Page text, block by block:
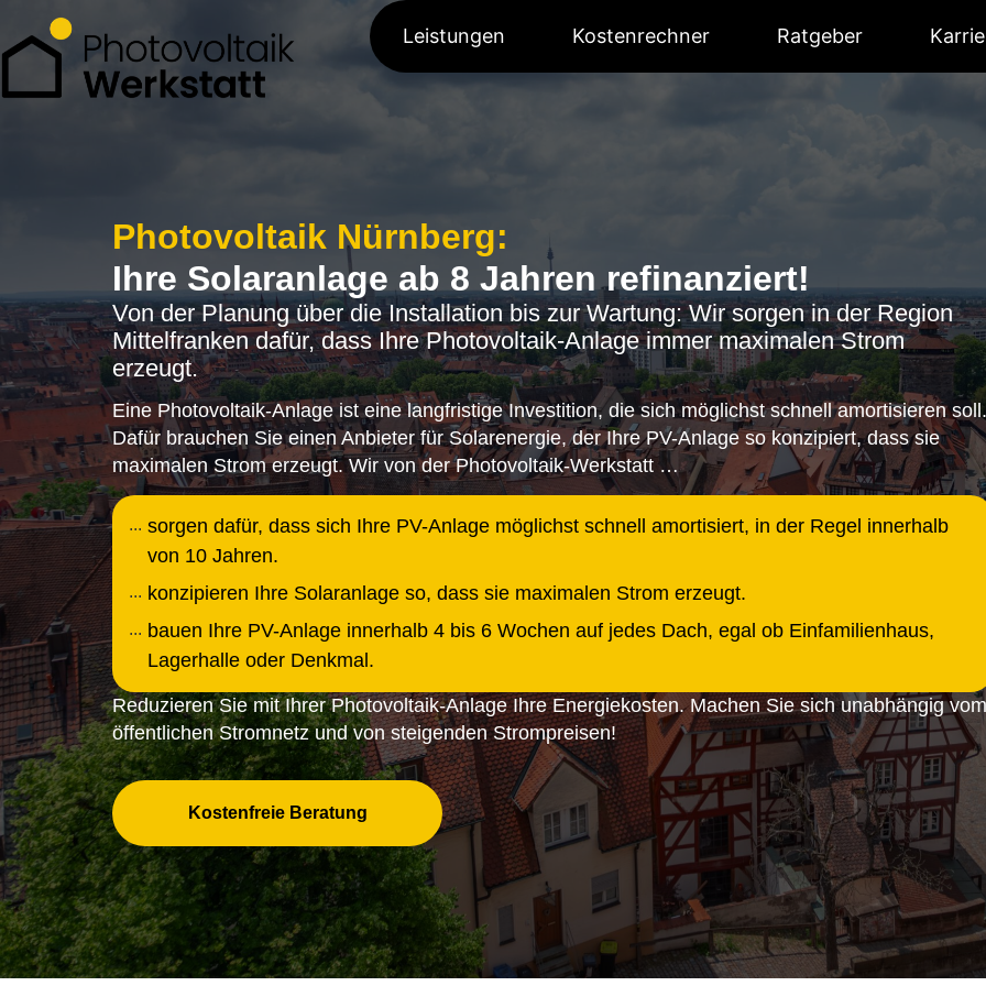
Leistungen Kostenrechner Ratgeber
Photovoltaik Nürnberg:
Ihre Solaranlage ab 8 Jahren refinanziert!
Von der Planung über die Installation bis zur Wartung: Wir sorgen in der Region
Mittelfranken dafür, dass Ihre Photovoltaik-Anlage immer maximalen Strom
erzeugt.
Eine Photovoltaik-Anlage ist eine langfristige Investition, die sich möglichst schnell amortisieren soll.
Dafür brauchen Sie einen Anbieter für Solarenergie, der Ihre PV-Anlage so konzipiert, dass sie
maximalen Strom erzeugt. Wir von der Photovoltaik-Werkstatt …
sorgen dafür, dass sich Ihre PV-Anlage möglichst schnell amortisiert, in der Regel innerhalb
von 10 Jahren.
konzipieren Ihre Solaranlage so, dass sie maximalen Strom erzeugt.
bauen Ihre PV-Anlage innerhalb 4 bis 6 Wochen auf jedes Dach, egal ob Einfamilienhaus,
Lagerhalle oder Denkmal.
Reduzieren Sie mit Ihrer Photovoltaik-Anlage Ihre Energiekosten. Machen Sie sich unabhängig vom
öffentlichen Stromnetz und von steigenden Strompreisen!
Kostenfreie Beratung